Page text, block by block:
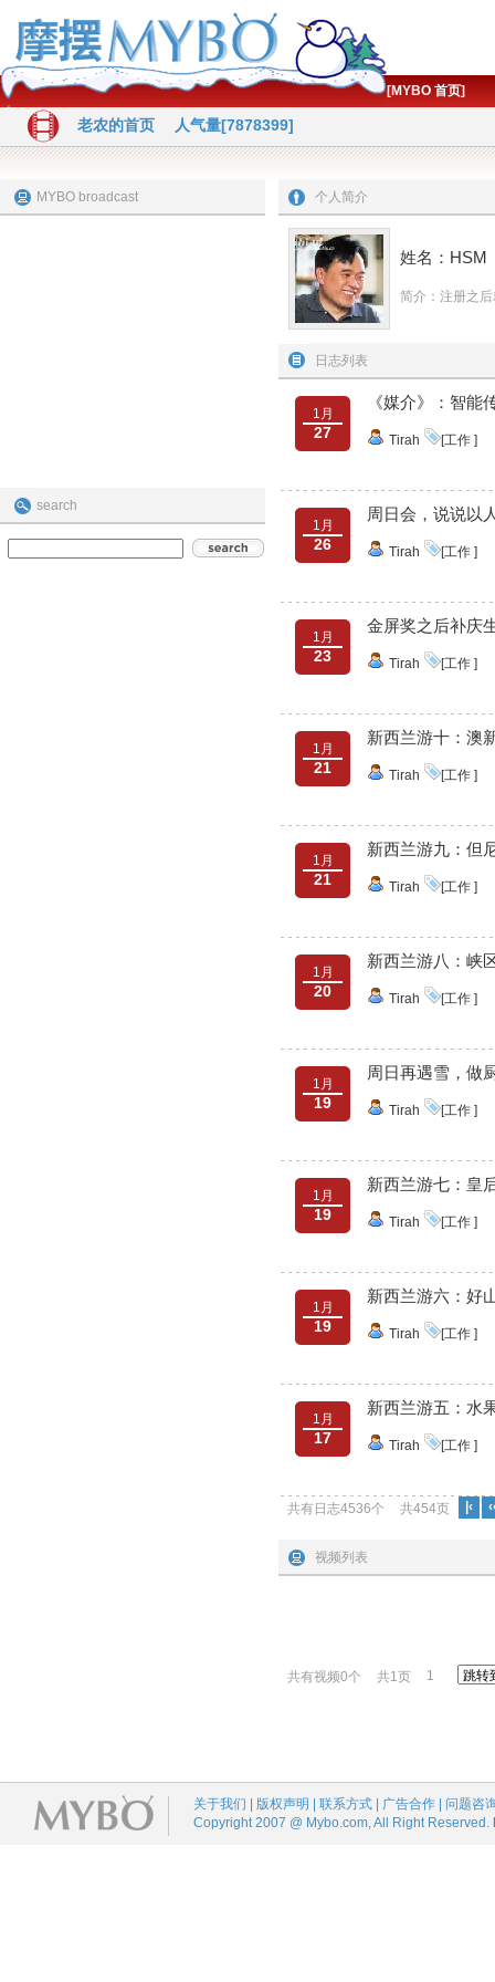
[MYBO 首页]
老农的首页 人气量[7878399]
MYBO broadcast
search
个人简介
姓名：HSM
简介：注册之
日志列表
1月
27
《媒介》：智能
Tirah [工作 ]
1月
26
周日会，说说以
Tirah [工作 ]
1月
23
金屏奖之后补庆
Tirah [工作 ]
1月
21
新西兰游十：澳
Tirah [工作 ]
1月
21
新西兰游九：但
Tirah [工作 ]
1月
20
新西兰游八：峡
Tirah [工作 ]
1月
19
周日再遇雪，做
Tirah [工作 ]
1月
19
新西兰游七：皇
Tirah [工作 ]
1月
19
新西兰游六：好
Tirah [工作 ]
1月
17
新西兰游五：水
Tirah [工作 ]
共有日志4536个 共454页 |‹
视频列表
共有视频0个 共1页 1
关于我们 | 版权声明 | 联系方式 | 广告合作 | 问题咨
Copyright 2007 @ Mybo.com, All Right Reserved.